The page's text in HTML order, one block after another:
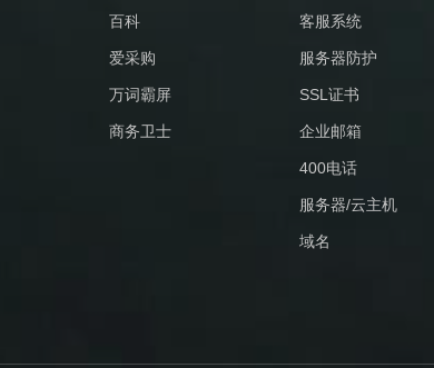
百科
爱采购
万词霸屏
商务卫士
客服系统
服务器防护
SSL证书
企业邮箱
400电话
服务器/云主机
域名